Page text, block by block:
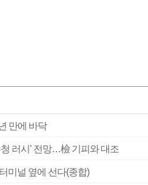
만에 바닥
러시’ 전망…檢 기피와 대조
미널 옆에 선다(종합)